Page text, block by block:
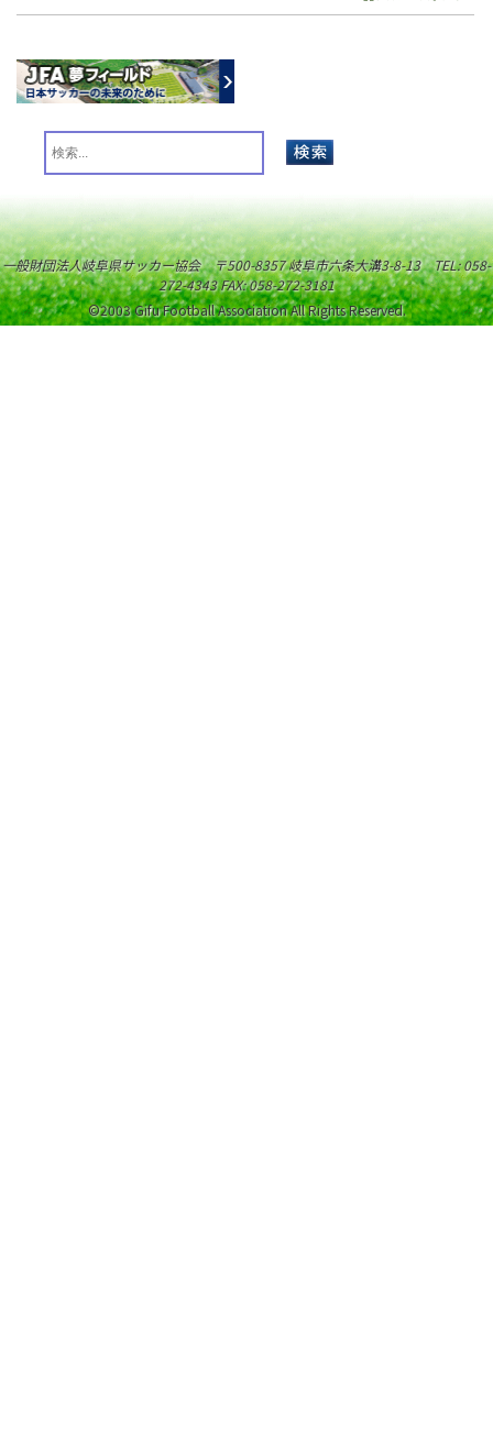
一般財団法人岐阜県サッカー協会 〒500-8357 岐阜市六条大溝3-8-13 TEL: 058-
272-4343 FAX: 058-272-3181
©2003 Gifu Football Association All Rights Reserved.